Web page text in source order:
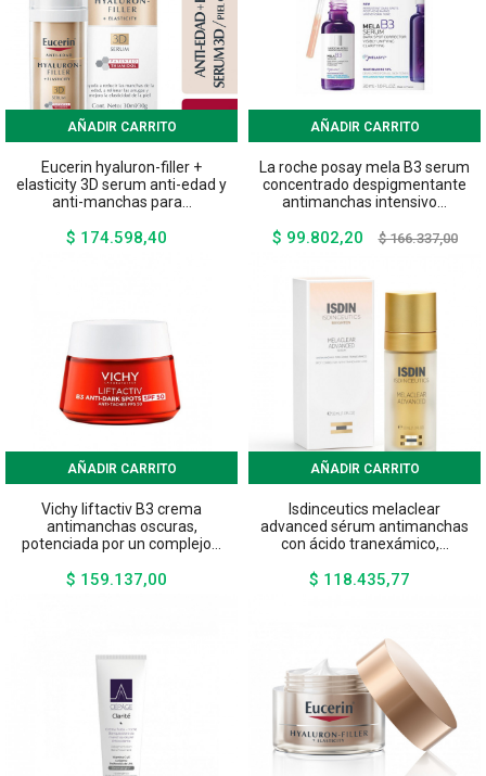
AÑADIR CARRITO
Eucerin hyaluron-filler +
elasticity 3D serum anti-edad y
anti-manchas para...
$ 174.598,40
AÑADIR CARRITO
La roche posay mela B3 serum
concentrado despigmentante
antimanchas intensivo...
$ 99.802,20
Precio
$ 166.337,00
AÑADIR CARRITO
Vichy liftactiv B3 crema
antimanchas oscuras,
potenciada por un complejo...
$ 159.137,00
AÑADIR CARRITO
Isdinceutics melaclear
advanced sérum antimanchas
con ácido tranexámico,...
$ 118.435,77